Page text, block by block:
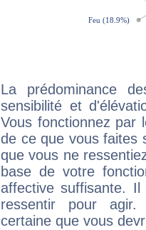
La prédominance
sensibilité et
Vous fonctionnez
de ce que vous faites
que vous ne
base de votre
affective suffisante.
ressentir pour agir.
certaine que vous